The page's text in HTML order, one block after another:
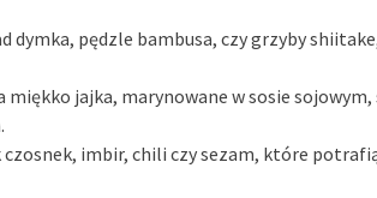
dymka, pędzle bambusa, czy grzyby
miękko jajka, marynowane w sosie
czosnek, imbir, chili czy sezam, które